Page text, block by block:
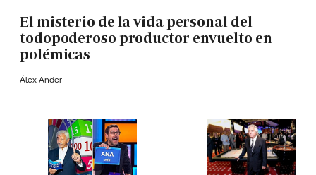
El misterio de la vida personal del
todopoderoso productor envuelto en
polémicas
Álex Ander